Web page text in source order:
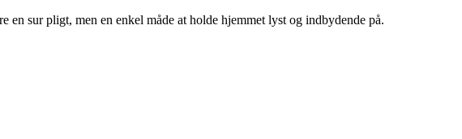
sur pligt, men en enkel måde at holde hjemmet lyst og indbydende på.